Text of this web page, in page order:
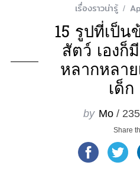
เรื่องราวน่ารู้
15 รูปที่เป็
สัตว์ เอง
หลากหลา
เด็ก
by Mo /
Share